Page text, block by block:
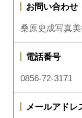
お問い合わせ
桑原史成写真
電話番号
0856-72-3171
メールアドレ